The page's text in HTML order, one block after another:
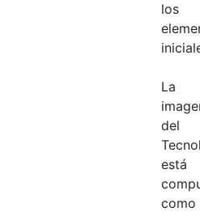
los
La
del
está
como